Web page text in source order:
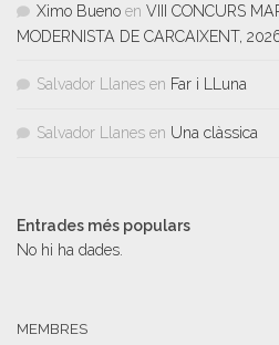
Ximo Bueno en VIII CONCURS
MODERNISTA DE CARCAIXENT,
Salvador Llanes en Far i LLuna
Salvador Llanes en Una clàssica
Entrades més populars
No hi ha dades.
MEMBRES